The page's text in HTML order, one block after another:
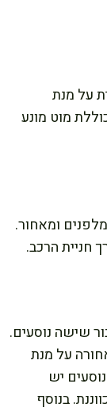
על מנת
מוט מונע
ומאחור.
חניית הרכב.
שישה נוסעים.
על מנת
יש
בנוסף